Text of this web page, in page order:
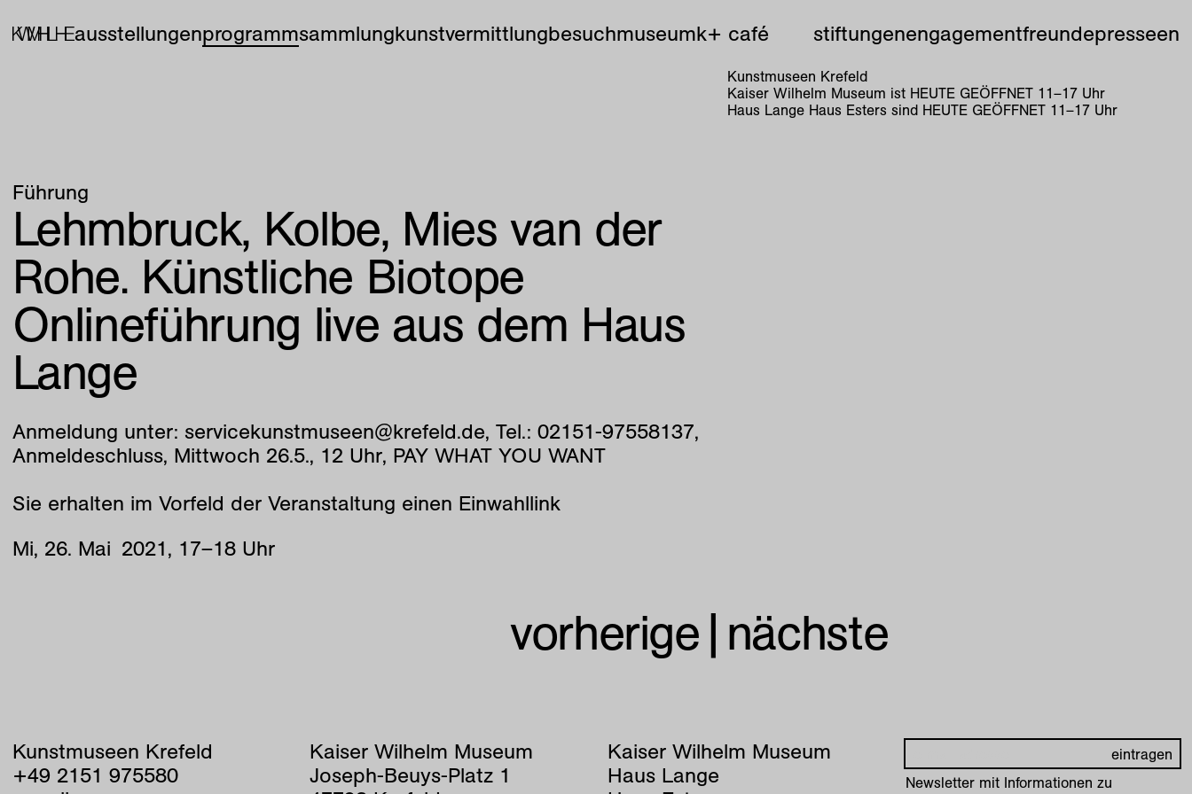
ausstellungenprogrammsammlungkunstvermittlungbesuchmuseumk+ café stiftungenengagementfreundepresseen
Kunstmuseen Krefeld
Kaiser Wilhelm Museum ist HEUTE GEÖFFNET 11–17Uhr
Haus Lange Haus Esters sind HEUTE GEÖFFNET 11–17Uhr
Führung
Lehmbruck, Kolbe, Mies van der
Rohe. Künstliche Biotope
Onlineführung live aus dem Haus
Lange
Anmeldung unter: servicekunstmuseen@krefeld.de, Tel.: 02151-97558137,
Anmeldeschluss, Mittwoch 26.5., 12 Uhr, PAY WHAT YOU WANT
Sie erhalten im Vorfeld der Veranstaltung einen Einwahllink
Mi, 26. Mai 2021, 17–18Uhr
vorherige| nächste
Kunstmuseen Krefeld
+49 2151 975580
Kaiser Wilhelm Museum
Joseph-Beuys-Platz 1
Kaiser Wilhelm Museum
Haus Lange
Newsletter mit Informationen zu